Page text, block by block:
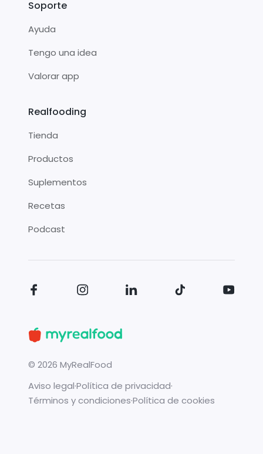
Soporte
Ayuda
Tengo una idea
Valorar app
Realfooding
Tienda
Productos
Suplementos
Recetas
Podcast
© 2026 MyRealFood
Aviso legal·Política de privacidad·
Términos y condiciones·Política de cookies